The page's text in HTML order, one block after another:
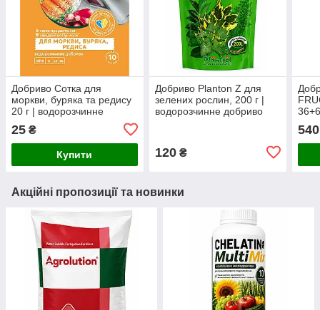
Добриво Сотка для
моркви, буряка та редису
20 г | водорозчинне
мінеральне добриво NPK
6-12-36
25 ₴
Купити
Добриво Planton Z для
зелених рослин, 200 г |
водорозчинне добриво
120₴
540
Акційні пропозиції та новинки